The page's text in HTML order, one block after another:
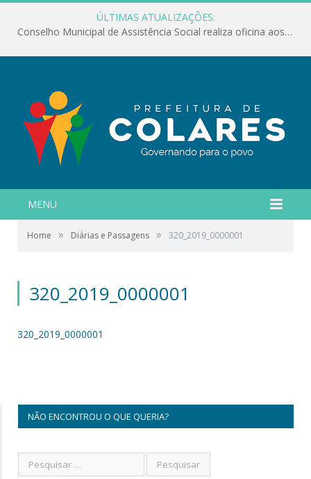
ÚLTIMAS ATUALIZAÇÕES:
Conselho Municipal de Assistência Social realiza oficina aos servidores
MENU
Home » Diárias e Passagens » 320_2019_0000001
320_2019_0000001
320_2019_0000001
NÃO ENCONTROU O QUE QUERIA?